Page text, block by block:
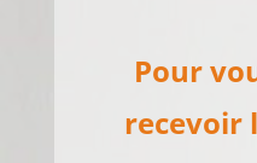
Pour
recevoir